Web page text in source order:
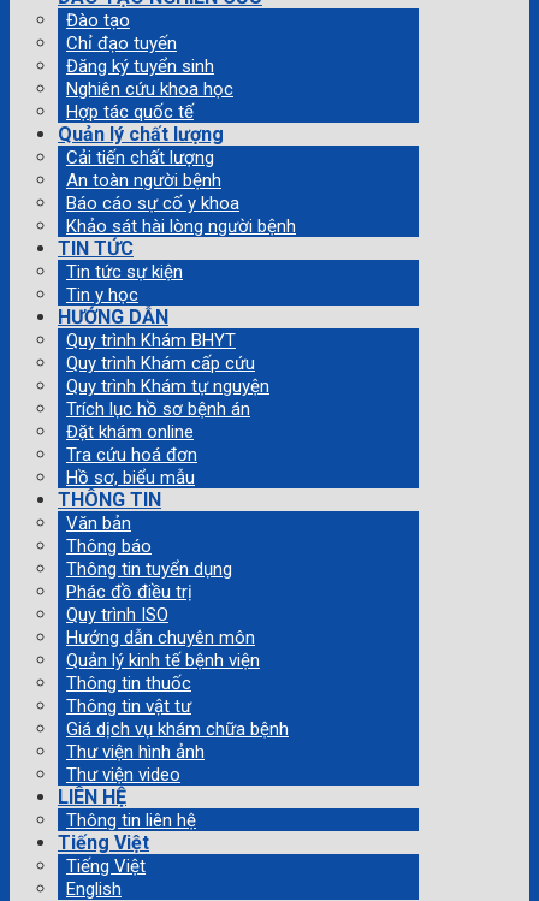
Đào tạo
Chỉ đạo tuyến
Đăng ký tuyển sinh
Nghiên cứu khoa học
Hợp tác quốc tế
Quản lý chất lượng
Cải tiến chất lượng
An toàn người bệnh
Báo cáo sự cố y khoa
Khảo sát hài lòng người bệnh
TIN TỨC
Tin tức sự kiện
Tin y học
HƯỚNG DẪN
Quy trình Khám BHYT
Quy trình Khám cấp cứu
Quy trình Khám tự nguyện
Trích lục hồ sơ bệnh án
Đặt khám online
Tra cứu hoá đơn
Hồ sơ, biểu mẫu
THÔNG TIN
Văn bản
Thông báo
Thông tin tuyển dụng
Phác đồ điều trị
Quy trình ISO
Hướng dẫn chuyên môn
Quản lý kinh tế bệnh viện
Thông tin thuốc
Thông tin vật tư
Giá dịch vụ khám chữa bệnh
Thư viện hình ảnh
Thư viện video
LIÊN HỆ
Thông tin liên hệ
Tiếng Việt
Tiếng Việt
English